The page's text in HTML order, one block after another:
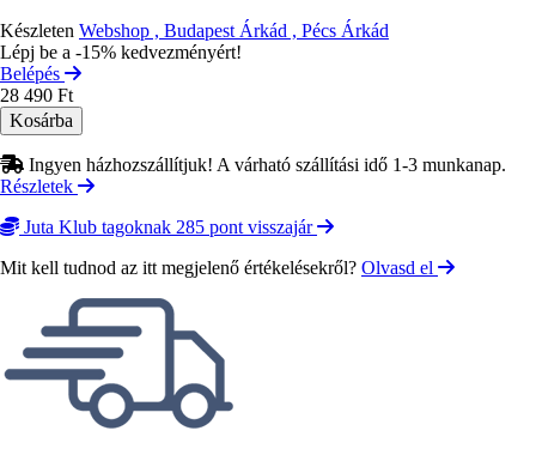
Készleten Webshop , Budapest Árkád , Pécs Árkád
Lépj be a -15% kedvezményért!
Belépés
28 490 Ft
Ingyen házhozszállítjuk! A várható szállítási idő 1-3 munkanap.
Részletek
Juta Klub tagoknak 285 pont visszajár
Mit kell tudnod az itt megjelenő értékelésekről? Olvasd el